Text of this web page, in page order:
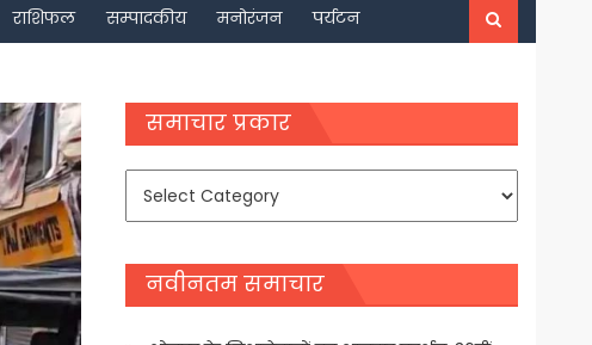
राशिफल सम्पादकीय मनोरंजन पर्यटन
समाचार प्रकार
समाचार
नवीनतम समाचार